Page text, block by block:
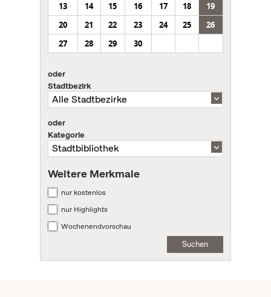
13
14 15 16 17 18
19
20
21 22 23 24 25
26
27
28 29 30
oder
Stadtbezirk
oder
Kategorie
Weitere Merkmale
nur kostenlos
nur Highlights
Wochenendvorschau
Suchen